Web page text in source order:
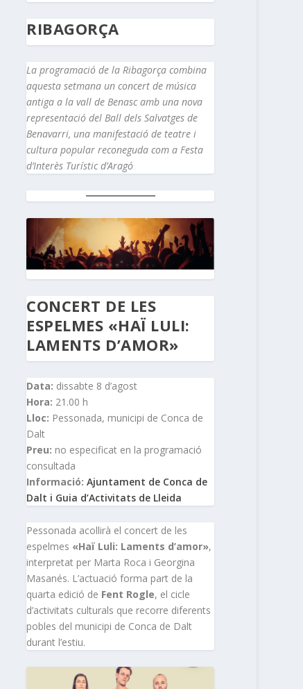
RIBAGORÇA
La programació de la Ribagorça combina
aquesta setmana un concert de música
antiga a la vall de Benasc amb una nova
representació del Ball dels Salvatges de
Benavarri, una manifestació de teatre i
cultura popular reconeguda com a Festa
d’Interès Turístic d’Aragó
CONCERT DE LES
ESPELMES «HAÏ LULI:
LAMENTS D’AMOR»
Data: dissabte 8 d’agost
Hora: 21.00 h
Lloc: Pessonada, municipi de Conca de
Dalt
Preu: no especificat en la programació
consultada
Informació: Ajuntament de Conca de
Dalt i Guia d’Activitats de Lleida
Pessonada acollirà el concert de les
espelmes «Haï Luli: Laments d’amor»,
interpretat per Marta Roca i Georgina
Masanés. L’actuació forma part de la
quarta edició de Fent Rogle, el cicle
d’activitats culturals que recorre diferents
pobles del municipi de Conca de Dalt
durant l’estiu.